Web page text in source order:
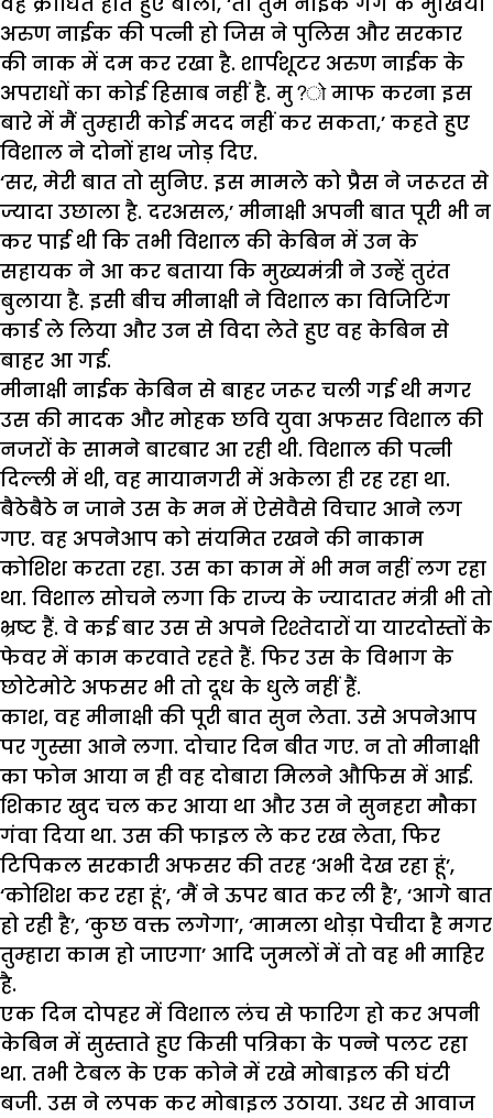
अरुण नाईक की पत्नी हो जिस ने पुलिस और सरकार
की नाक में दम कर रखा है. शार्पशूटर अरुण नाईक के
अपराधों का कोई हिसाब नहीं है. मु?ो माफ करना इस
बारे में मैं तुम्हारी कोई मदद नहीं कर सकता,’ कहते हुए
विशाल ने दोनों हाथ जोड़ दिए.
‘सर, मेरी बात तो सुनिए. इस मामले को प्रैस ने जरूरत से
ज्यादा उछाला है. दरअसल,’ मीनाक्षी अपनी बात पूरी भी न
कर पाई थी कि तभी विशाल की केबिन में उन के
सहायक ने आ कर बताया कि मुख्यमंत्री ने उन्हें तुरंत
बुलाया है. इसी बीच मीनाक्षी ने विशाल का विजिटिंग
कार्ड ले लिया और उन से विदा लेते हुए वह केबिन से
बाहर आ गई.
मीनाक्षी नाईक केबिन से बाहर जरूर चली गई थी मगर
उस की मादक और मोहक छवि युवा अफसर विशाल की
नजरों के सामने बारबार आ रही थी. विशाल की पत्नी
दिल्ली में थी, वह मायानगरी में अकेला ही रह रहा था.
बैठेबैठे न जाने उस के मन में ऐसेवैसे विचार आने लग
गए. वह अपनेआप को संयमित रखने की नाकाम
कोशिश करता रहा. उस का काम में भी मन नहीं लग रहा
था. विशाल सोचने लगा कि राज्य के ज्यादातर मंत्री भी तो
भ्रष्ट हैं. वे कई बार उस से अपने रिश्तेदारों या यारदोस्तों के
फेवर में काम करवाते रहते हैं. फिर उस के विभाग के
छोटेमोटे अफसर भी तो दूध के धुले नहीं हैं.
काश, वह मीनाक्षी की पूरी बात सुन लेता. उसे अपनेआप
पर गुस्सा आने लगा. दोचार दिन बीत गए. न तो मीनाक्षी
का फोन आया न ही वह दोबारा मिलने औफिस में आई.
शिकार खुद चल कर आया था और उस ने सुनहरा मौका
गंवा दिया था. उस की फाइल ले कर रख लेता, फिर
टिपिकल सरकारी अफसर की तरह ‘अभी देख रहा हूं’,
‘कोशिश कर रहा हूं’, ‘मैं ने ऊपर बात कर ली है’, ‘आगे बात
हो रही है’, ‘कुछ वक्त लगेगा’, ‘मामला थोड़ा पेचीदा है मगर
तुम्हारा काम हो जाएगा’ आदि जुमलों में तो वह भी माहिर
है.
एक दिन दोपहर में विशाल लंच से फारिग हो कर अपनी
केबिन में सुस्ताते हुए किसी पत्रिका के पन्ने पलट रहा
था. तभी टेबल के एक कोने में रखे मोबाइल की घंटी
बजी. उस ने लपक कर मोबाइल उठाया. उधर से आवाज